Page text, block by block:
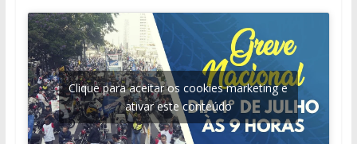
Clique para aceitar os cookies marketing e
ativar este conteúdo